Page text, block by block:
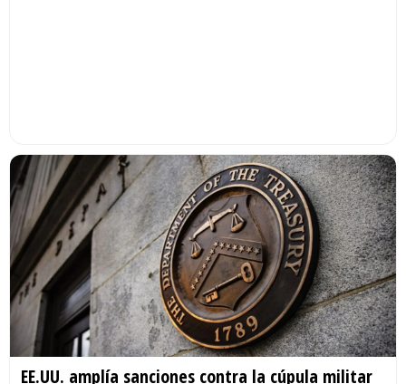
EE.UU. amplía sanciones contra la cúpula militar